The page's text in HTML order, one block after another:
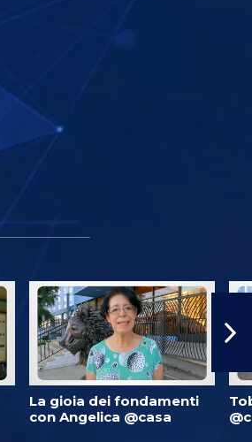
La gioia dei fondamenti
con Angelica @casa